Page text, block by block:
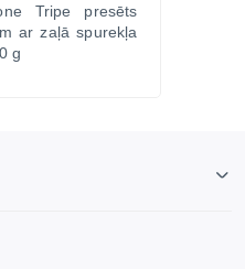
Tripe presēts
ar zaļā spurekļa
g